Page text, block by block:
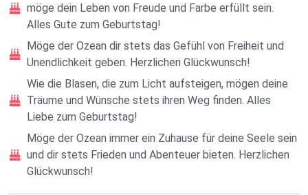
möge dein Leben von Freude und Farbe erfüllt sein.
Alles Gute zum Geburtstag!
Möge der Ozean dir stets das Gefühl von Freiheit und
Unendlichkeit geben. Herzlichen Glückwunsch!
Wie die Blasen, die zum Licht aufsteigen, mögen deine
Träume und Wünsche stets ihren Weg finden. Alles
Liebe zum Geburtstag!
Möge der Ozean immer ein Zuhause für deine Seele sein
und dir stets Frieden und Abenteuer bieten. Herzlichen
Glückwunsch!